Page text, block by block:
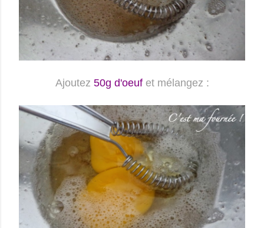
Ajoutez 50g d'oeufet mélangez :